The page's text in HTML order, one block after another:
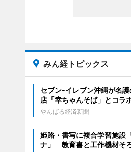
みん経トピックス
セブン‐イレブン沖縄が名
店「幸ちゃんそば」とコラ
やんばる経済新聞
姫路・書写に複合学習施設
ナ」 教育書と工作機材そ